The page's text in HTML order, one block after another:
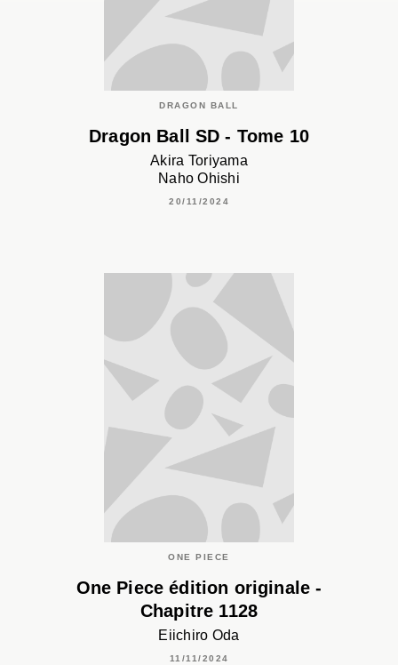
DRAGON BALL
Dragon Ball SD - Tome 10
Akira Toriyama
Naho Ohishi
20/11/2024
ONE PIECE
One Piece édition originale -
Chapitre 1128
Eiichiro Oda
11/11/2024